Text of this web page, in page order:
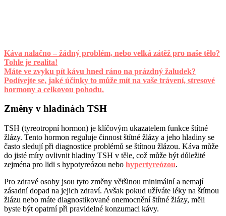
Káva nalačno – žádný problém, nebo velká zátěž pro naše tělo?
Tohle je realita!
Máte ve zvyku pít kávu hned ráno na prázdný žaludek?
Podívejte se, jaké účinky to může mít na vaše trávení, stresové
hormony a celkovou pohodu.
Změny v hladinách TSH
TSH (tyreotropní hormon) je klíčovým ukazatelem funkce štítné
žlázy. Tento hormon reguluje činnost štítné žlázy a jeho hladiny se
často sledují při diagnostice problémů se štítnou žlázou. Káva může
do jisté míry ovlivnit hladiny TSH v těle, což může být důležité
zejména pro lidi s hypotyreózou nebo hypertyreózou.
Pro zdravé osoby jsou tyto změny většinou minimální a nemají
zásadní dopad na jejich zdraví. Avšak pokud užíváte léky na štítnou
žlázu nebo máte diagnostikované onemocnění štítné žlázy, měli
byste být opatrní při pravidelné konzumaci kávy.